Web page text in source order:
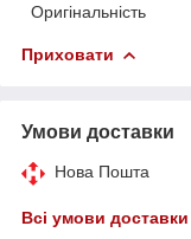
Оригінальність
Приховати
Умови доставки
Нова Пошта
Всі умови доставки